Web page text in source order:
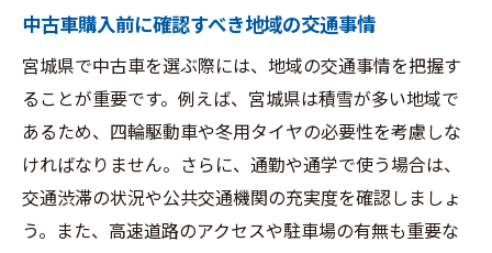
ント
試乗時に確認するべき重要項目
購入前に交渉で確認すべきこと
宮城県の道路事情に適した車両選び
購入後のサポートを考慮した選択肢
中古車購入前に確認すべき地域の交通事情
宮城県で中古車を選ぶ際には、地域の交通事情を把握す
ることが重要です。例えば、宮城県は積雪が多い地域で
あるため、四輪駆動車や冬用タイヤの必要性を考慮しな
ければなりません。さらに、通勤や通学で使う場合は、
交通渋滞の状況や公共交通機関の充実度を確認しましょ
う。また、高速道路のアクセスや駐車場の有無も重要な